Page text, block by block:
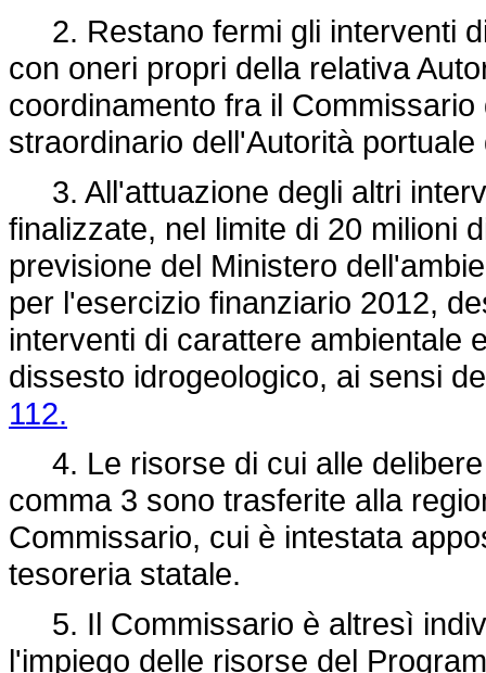
2. Restano fermi gli interventi
con oneri propri della relativa
coordinamento fra il
straordinario dell'Autorità portuale
3. All'attuazione degli altri
finalizzate, nel limite di 20 milioni
previsione del Ministero
per l'esercizio finanziario 2012,
interventi di carattere ambientale
dissesto idrogeologico, ai sensi
112.
4. Le risorse di cui alle delibere
comma 3 sono trasferite alla
Commissario, cui è intestata
tesoreria statale.
5. Il Commissario è altresì
l'impiego delle risorse del